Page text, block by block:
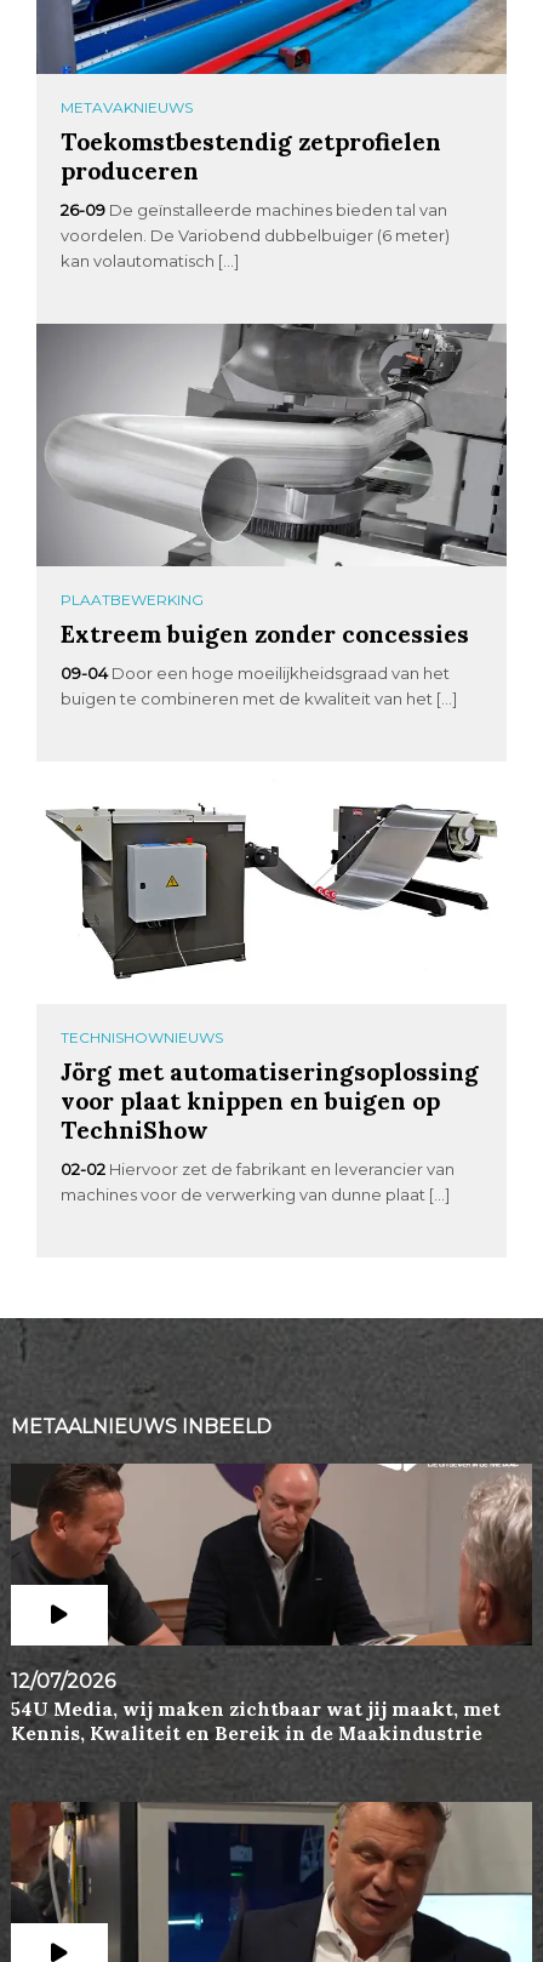
METAVAKNIEUWS
Toekomstbestendig zetprofielen
produceren
26-09 De geïnstalleerde machines bieden tal van
voordelen. De Variobend dubbelbuiger (6 meter)
kan volautomatisch […]
PLAATBEWERKING
Extreem buigen zonder concessies
09-04 Door een hoge moeilijkheidsgraad van het
buigen te combineren met de kwaliteit van het […]
TECHNISHOWNIEUWS
Jörg met automatiseringsoplossing
voor plaat knippen en buigen op
TechniShow
02-02 Hiervoor zet de fabrikant en leverancier van
machines voor de verwerking van dunne plaat […]
METAALNIEUWS INBEELD
12/07/2026
54U Media, wij maken zichtbaar wat jij maakt, met
Kennis, Kwaliteit en Bereik in de Maakindustrie